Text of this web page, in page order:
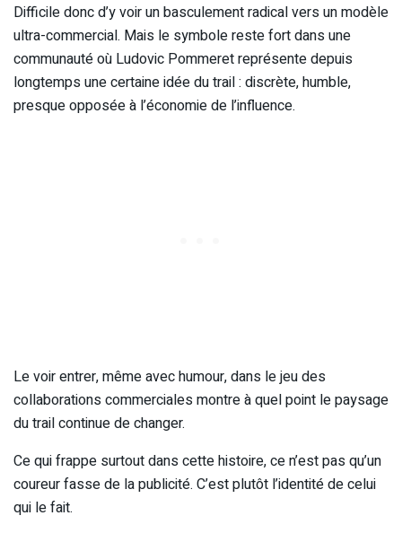
Difficile donc d’y voir un basculement radical vers un modèle
ultra-commercial. Mais le symbole reste fort dans une
communauté où Ludovic Pommeret représente depuis
longtemps une certaine idée du trail : discrète, humble,
presque opposée à l’économie de l’influence.
Le voir entrer, même avec humour, dans le jeu des
collaborations commerciales montre à quel point le paysage
du trail continue de changer.
Ce qui frappe surtout dans cette histoire, ce n’est pas qu’un
coureur fasse de la publicité. C’est plutôt l’identité de celui
qui le fait.